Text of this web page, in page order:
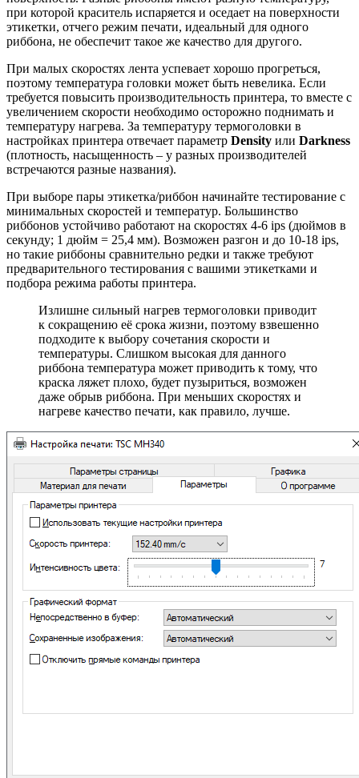
при которой краситель испаряется и оседает на поверхности
этикетки, отчего режим печати, идеальный для одного
риббона, не обеспечит такое же качество для другого.
При малых скоростях лента успевает хорошо прогреться,
поэтому температура головки может быть невелика. Если
требуется повысить производительность принтера, то вместе с
увеличением скорости необходимо осторожно поднимать и
температуру нагрева. За температуру термоголовки в
настройках принтера отвечает параметр Density или Darkness
(плотность, насыщенность – у разных производителей
встречаются разные названия).
При выборе пары этикетка/риббон начинайте тестирование с
минимальных скоростей и температур. Большинство
риббонов устойчиво работают на скоростях 4-6 ips (дюймов в
секунду; 1 дюйм = 25,4 мм). Возможен разгон и до 10-18 ips,
но такие риббоны сравнительно редки и также требуют
предварительного тестирования с вашими этикетками и
подбора режима работы принтера.
Излишне сильный нагрев термоголовки приводит
к сокращению её срока жизни, поэтому взвешенно
подходите к выбору сочетания скорости и
температуры. Слишком высокая для данного
риббона температура может приводить к тому, что
краска ляжет плохо, будет пузыриться, возможен
даже обрыв риббона. При меньших скоростях и
нагреве качество печати, как правило, лучше.